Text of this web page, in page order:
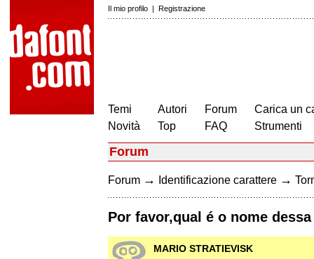
Il mio profilo | Registrazione
Temi
Novità
Autori
Top
Forum
FAQ
Carica un
Strumenti
Forum
Forum → Identificazione carattere →
Por favor,qual é o nome
MARIO STRATIEVISK